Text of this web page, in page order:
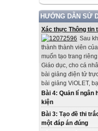
HƯỚNG DẪN SỬ
Xác thực Thông tin
Sau
thành thành viên
muốn tạo trang
Giáo dục, cho cá
bài giảng điện tử
bài giảng ViOLET,
Bài 4: Quản lí ngân
kiện
Bài 3: Tạo đề thi
một đáp án đúng